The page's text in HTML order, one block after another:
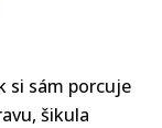
si sám porcuje
šikula